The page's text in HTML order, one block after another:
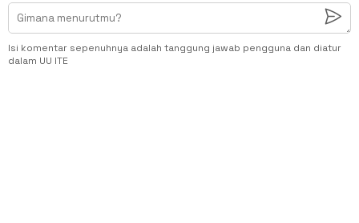
Isi komentar sepenuhnya adalah tanggung jawab pengguna dan diatur
dalam UU ITE